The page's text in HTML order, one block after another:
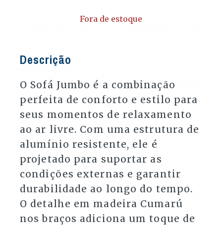
Fora de estoque
Descrição
O Sofá Jumbo é a combinação
perfeita de conforto e estilo para
seus momentos de relaxamento
ao ar livre. Com uma estrutura de
alumínio resistente, ele é
projetado para suportar as
condições externas e garantir
durabilidade ao longo do tempo.
O detalhe em madeira Cumarú
nos braços adiciona um toque de